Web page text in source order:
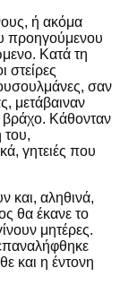
ή ακόμα
προηγούμενου
Κατά τη
στείρες
σαν
μετάβαιναν
βράχο. Κάθονταν
του,
γητειές που
και, αληθινά,
θα έκανε το
μητέρες.
και η έντονη